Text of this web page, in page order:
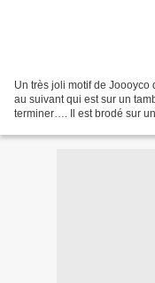
Un très joli motif de Joooyco
au suivant qui est sur un
terminer…. Il est brodé sur